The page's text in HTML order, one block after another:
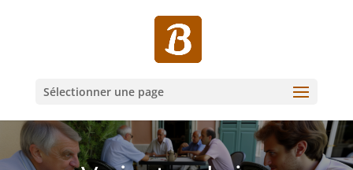
Sélectionner une page